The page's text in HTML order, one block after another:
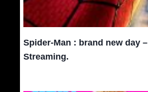
Spider-Man : brand new day –
Streaming.